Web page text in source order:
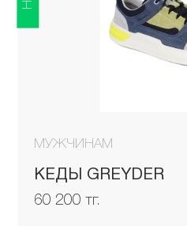
МУЖЧИНАМ
КЕДЫ GREYDER
60 200 тг.